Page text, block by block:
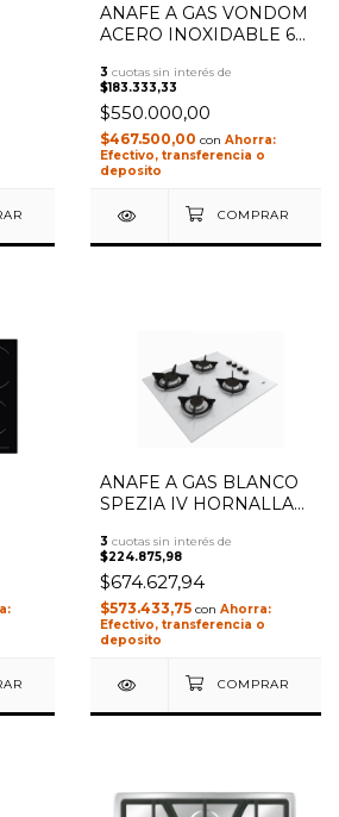
ANAFE A GAS VONDOM
ACERO INOXIDABLE 60
3 cuotas sin interés de
$183.333,33
$550.000,00
$467.500,00 con
Efectivo, transferencia o
deposito
ANAFE A GAS BLANCO
SPEZIA IV HORNALLAS
3 cuotas sin interés de
$224.875,98
$674.627,94
$573.433,75 con
Efectivo, transferencia o
deposito